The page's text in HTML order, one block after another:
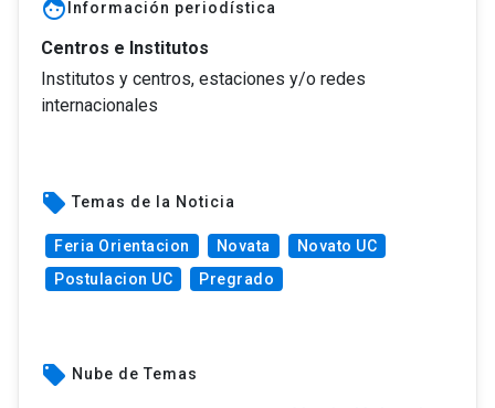
face Información periodística
Centros e Institutos
Institutos y centros, estaciones y/o redes
internacionales
local_offer Temas de la Noticia
Feria Orientacion Novata
Novato UC
Postulacion UC
Pregrado
local_offer Nube de Temas